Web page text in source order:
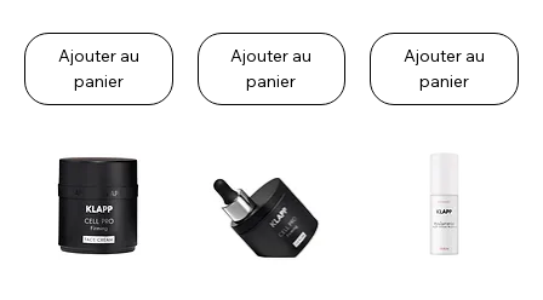
Ajouter au
panier
Ajouter au
panier
Ajouter au
panier